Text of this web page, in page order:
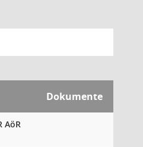
Dokumente
AöR